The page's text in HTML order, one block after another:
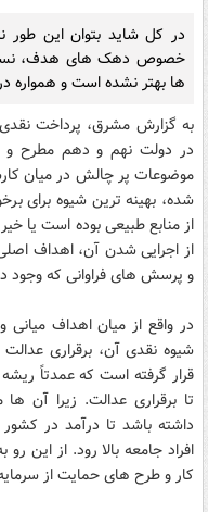
در کل شاید بتوان این طور
خصوص دهک های هدف،
ها بهتر نشده است و
به گزارش مشرق، پرداخت نقدی
موضوعات پر چالش در میان
شده، بهینه ترین شیوه برای
از منابع طبیعی بوده است یا
از اجرایی شدن آن، اهداف
و پرسش های فراوانی که وجود
در واقع از میان اهداف
شیوه نقدی آن، برقراری عدالت
قرار گرفته است که عمدتاً
تا برقراری عدالت. زیرا آن
داشته باشد تا درآمد در
افراد جامعه بالا رود. از
کار و طرح های حمایت از